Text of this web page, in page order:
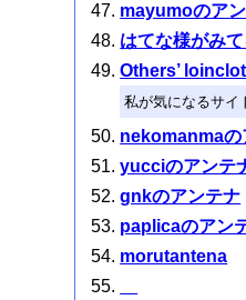
mayumoのア
はてな様がみ
Others’
私が気になるサイ
nekomanmaの
yucciのアンテ
gnkのアンテナ
paplicaのアン
morutantena